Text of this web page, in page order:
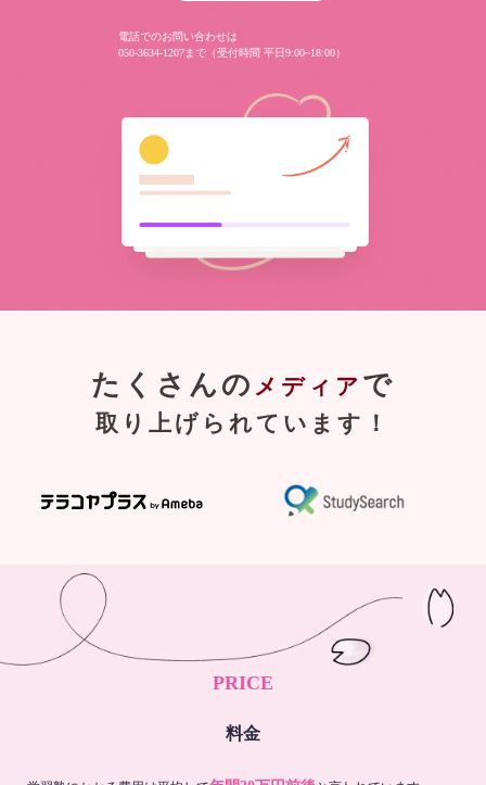
電話でのお問い合わせは
050-3634-1207まで（受付時間 平日9:00~18:00）
たくさんの メディア で
取り上げられています！
PRICE
料金